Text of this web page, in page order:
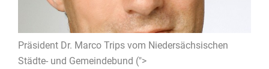
Präsident Dr. Marco Trips vom Niedersächsischen
Städte- und Gemeindebund (">